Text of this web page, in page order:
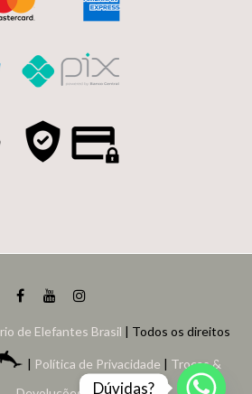
de Elefantes Brasil | Todos os direitos
| Política de Privacidade | Trocas &
Dúvidas?